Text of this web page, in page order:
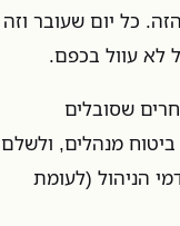
כל יום שעובר וזה
לא עוול בכפם.
שסובלים
מנהלים, ולשלם
הניהול (לעומת